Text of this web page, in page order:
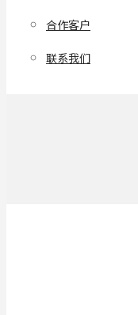
合作客户
联系我们